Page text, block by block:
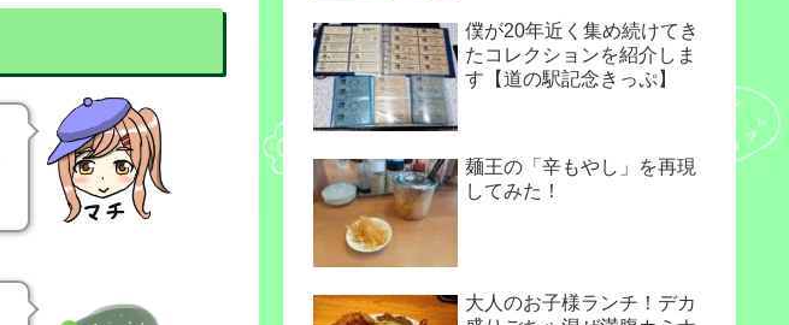
僕が20年近く集め続けてき
たコレクションを紹介しま
す【道の駅記念きっぷ】
麺王の「辛もやし」を再現
してみた！
大人のお子様ランチ！デカ